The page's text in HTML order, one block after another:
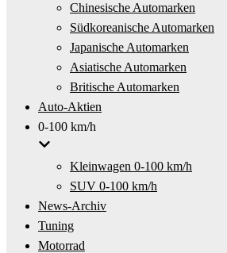
Chinesische Automarken
Südkoreanische Automarken
Japanische Automarken
Asiatische Automarken
Britische Automarken
Auto-Aktien
0-100 km/h
Kleinwagen 0-100 km/h
SUV 0-100 km/h
News-Archiv
Tuning
Motorrad